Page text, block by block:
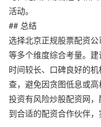
活动。
## 总结
选择北京正规股票配资
等多个维度综合考量。
时间较长、口碑良好的
查，避免因贪图低息或高
投资有风险炒股配资网
到合适的配资合作伙伴，